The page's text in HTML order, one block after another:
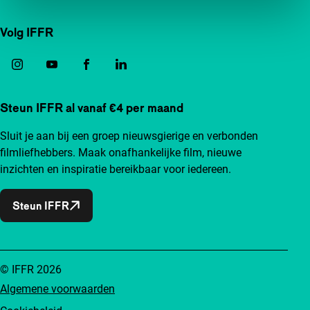
Volg IFFR
Steun IFFR al vanaf €4 per maand
Sluit je aan bij een groep nieuwsgierige en verbonden
filmliefhebbers. Maak onafhankelijke film, nieuwe
inzichten en inspiratie bereikbaar voor iedereen.
Steun IFFR
Algemene voorwaarden
© IFFR 2026